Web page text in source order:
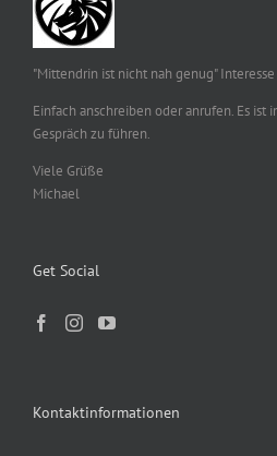
"Mittendrin ist nicht nah genug"
Einfach anschreiben oder anrufen. Es ist
Gespräch zu führen.
Viele Grüße
Michael
Get Social
Kontaktinformationen